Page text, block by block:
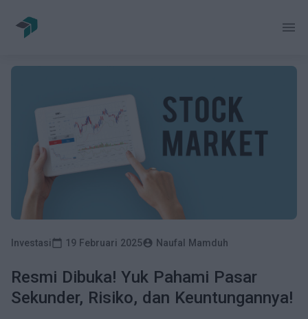
menu
Masuk
Investasi
Pendanaan
Pasar Sekunder
Tentang Kami
Berita
Artikel
Investasi calendar_today 19 Februari 2025account_circle Naufal Mamduh
Resmi Dibuka! Yuk Pahami Pasar
Sekunder, Risiko, dan Keuntungannya!